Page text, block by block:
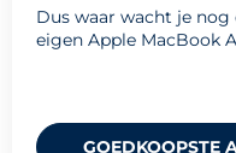
Dus waar wacht je
eigen Apple MacBook
GOEDKOOPSTE